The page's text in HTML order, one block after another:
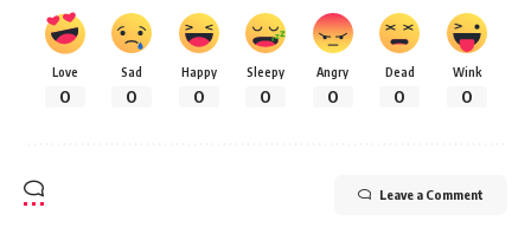
Love
0
Sad
0
Happy
0
Sleepy
0
Angry
0
Dead
0
Wink
0
Leave a Comment